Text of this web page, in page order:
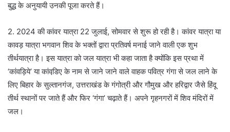
बुद्ध के अनुयायी उनकी पूजा करते हैं।
2. 2024 की कांवर यात्रा 22 जुलाई, सोमवार से शुरू हो रही है। कांवर यात्रा या
कावड़ यात्रा भगवान शिव के भक्तों द्वारा प्रतिवर्ष मनाई जाने वाली एक शुभ
तीर्थयात्रा है। इस यात्रा को जल यात्रा भी कहा जाता है क्योंकि इस प्रथा में
‘कांवड़िये’ या कांवडि़ए के नाम से जाने जाने वाले वाहक पवित्र गंगा से जल लाने के
लिए बिहार के सुल्तानगंज, उत्तराखंड के गंगोत्री और गौमुख और हरिद्वार जैसे हिंदू
तीर्थ स्थानों पर जाते हैं और फिर ‘गंगा’ चढ़ाते हैं। अपने गृहनगरों में शिव मंदिरों में
जल।